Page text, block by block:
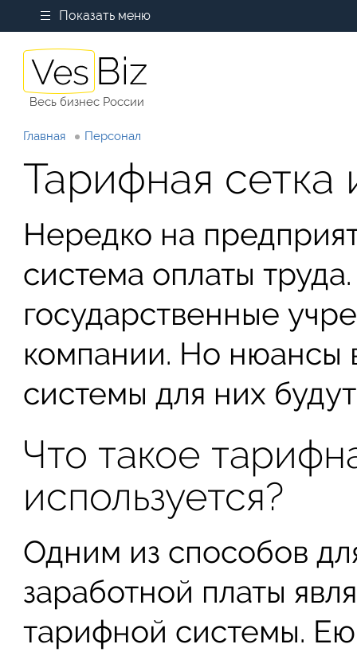
Показать меню
Весь бизнес России
Главная Персонал
Тарифная сетка
Нередко на
система оплаты
государственные
компании. Но нюансы
системы для них
Что такое
используется?
Одним из способов
заработной платы
тарифной системы.